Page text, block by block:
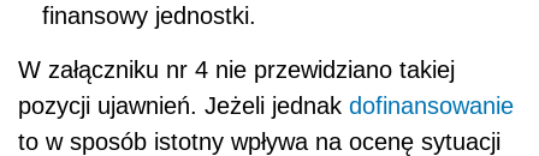
finansowy jednostki.
W załączniku nr 4 nie przewidziano takiej
pozycji ujawnień. Jeżeli jednakdofinansowanie
to w sposób istotny wpływa na ocenę sytuacji